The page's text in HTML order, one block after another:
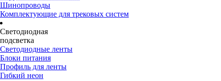
Шинопроводы
Комплектующие для трековых систем
Светодиодная
подсветка
Светодиодные ленты
Блоки питания
Профиль для ленты
Гибкий неон